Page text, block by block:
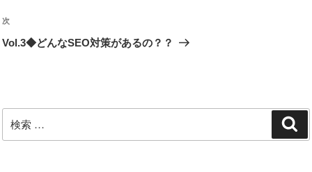
ビ
ゲ
ン
投
稿
次
の
次
Vol.3◆どんなSEO対策があるの？？
索: